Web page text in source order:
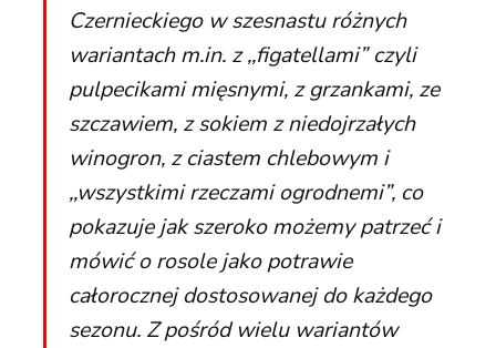
Czernieckiego w szesnastu różnych
wariantach m.in. z,,figatellami”czyli
pulpecikami mięsnymi, z grzankami, ze
szczawiem, z sokiem z niedojrzałych
winogron, z ciastem chlebowym i
,,wszystkimi rzeczami ogrodnemi”, co
pokazuje jak szeroko możemy patrzeć i
mówić o rosole jako potrawie
całorocznej dostosowanej do każdego
sezonu. Z pośród wielu wariantów